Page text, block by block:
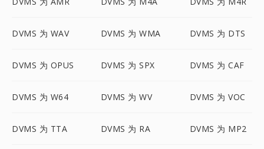
DVMS 为 WAV DVMS 为 WMA DVMS 为 DTS
DVMS 为 OPUS DVMS 为 SPX DVMS 为 CAF
DVMS 为 W64 DVMS 为 WV DVMS 为 VOC
DVMS 为 TTA DVMS 为 RA DVMS 为 MP2